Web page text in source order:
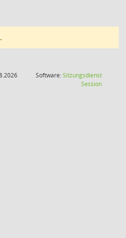
Software:Sitzungsdienst
Session(Wird in